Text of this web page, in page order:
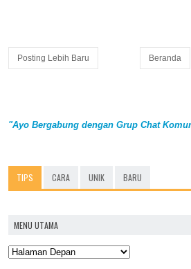
Posting Lebih Baru Beranda
"Ayo Bergabung dengan Grup Chat
TIPS CARA UNIK BARU
MENU UTAMA